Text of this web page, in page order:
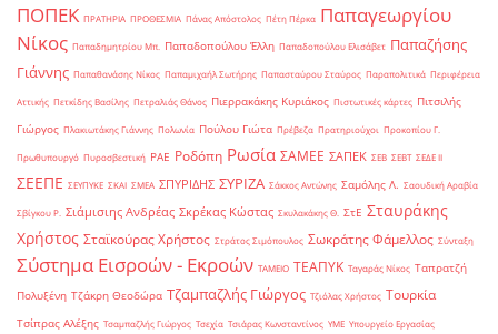
ΠΟΠΕΚ ΠΡΑΤΗΡΙΑ ΠΡΟΘΕΣΜΙΑ Πάνας Απόστολος Πέτη Πέρκα Παπαγεωργίου
Νίκος Παπαδημητρίου Μπ. Παπαδοπούλου Έλλη Παπαδοπούλου Ελισάβετ Παπαζήσης
Γιάννης Παπαθανάσης Νίκος Παπαμιχαήλ Σωτήρης Παπασταύρου Σταύρος Παραπολιτικά Περιφέρεια
Αττικής Πετκίδης Βασίλης Πετραλιάς Θάνος Πιερρακάκης Κυριάκος Πιστωτικές κάρτες Πιτσιλής
Γιώργος Πλακιωτάκης Γιάννης Πολωνία Πούλου Γιώτα Πρέβεζα Πρατηριούχοι Προκοπίου Γ.
Πρωθυπουργό Πυροσβεστική ΡΑΕ Ροδόπη Ρωσία ΣΑΜΕΕ ΣΑΠΕΚ ΣΕΒ ΣΕΒΤ ΣΕΔΕ ΙΙ
ΣΕΕΠΕ ΣΕΥΠΥΚΕ ΣΚΑΙ ΣΜΕΑ ΣΠΥΡΙΔΗΣ ΣΥΡΙΖΑ Σάκκος Αντώνης Σαμόλης Λ. Σαουδική Αραβία
Σβίγκου Ρ. Σιάμισιης Ανδρέας Σκρέκας Κώστας Σκυλακάκης Θ. ΣτΕ Σταυράκης
Χρήστος Σταϊκούρας Χρήστος Στράτος Σιμόπουλος Σωκράτης Φάμελλος Σύνταξη
Σύστημα Εισροών - Εκροών ΤΑΜΕΙΟ ΤΕΑΠΥΚ Ταγαράς Νίκος Ταπρατζή
Πολυξένη Τζάκρη Θεοδώρα Τζαμπαζλής Γιώργος Τζιόλας Χρήστος Τουρκία
Τσίπρας Αλέξης Τσαμπαζλής Γιώργος Τσεχία Τσιάρας Κωνσταντίνος ΥΜΕ Υπουργείο Εργασίας